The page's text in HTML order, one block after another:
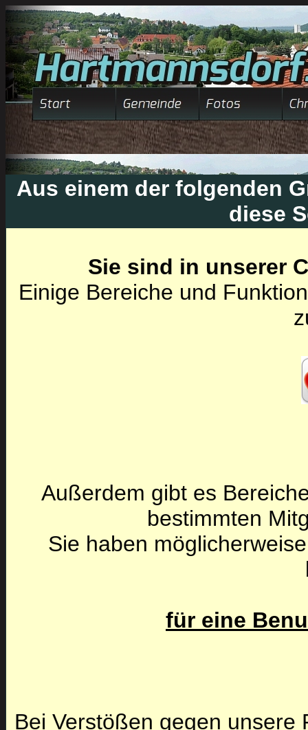
Aus einem der folgenden
diese
Sie sind in unserer
Einige Bereiche und
Außerdem gibt es
bestimmten
Sie haben
für eine
Bei Verstößen gegen unsere